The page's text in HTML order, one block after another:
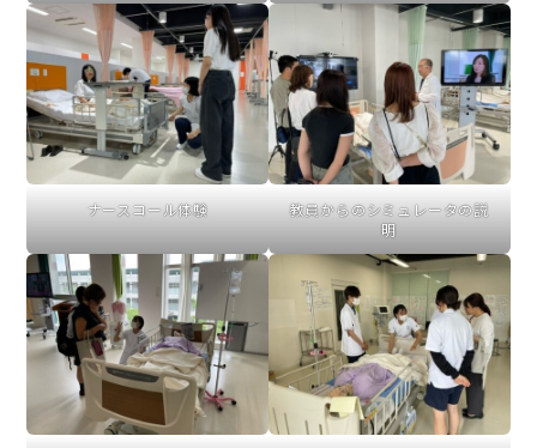
ナースコール体験
教員からのシミュレータの説
明